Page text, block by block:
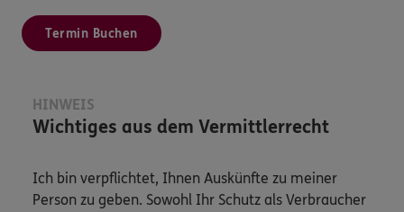
Termin Buchen
HINWEIS
Wichtiges aus dem Vermittlerrecht
Ich bin verpflichtet, Ihnen Auskünfte zu meiner
Person zu geben. Sowohl Ihr Schutz als Verbraucher